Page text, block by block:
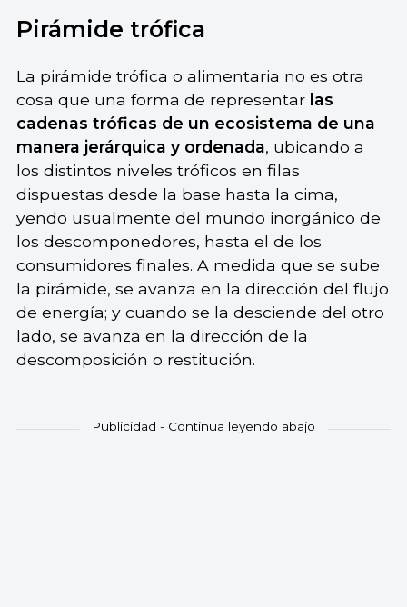
Pirámide trófica
La pirámide trófica o alimentaria no es otra
cosa que una forma de representar las
cadenas tróficas de un ecosistema de una
manera jerárquica y ordenada, ubicando a
los distintos niveles tróficos en filas
dispuestas desde la base hasta la cima,
yendo usualmente del mundo inorgánico de
los descomponedores, hasta el de los
consumidores finales. A medida que se sube
la pirámide, se avanza en la dirección del flujo
de energía; y cuando se la desciende del otro
lado, se avanza en la dirección de la
descomposición o restitución.